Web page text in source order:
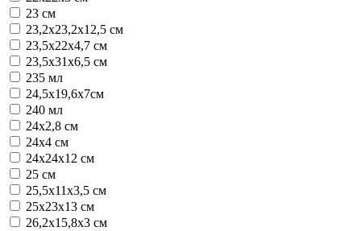
23 см
23,2х23,2х12,5 см
23,5х22х4,7 см
23,5х31х6,5 см
235 мл
24,5х19,6х7см
240 мл
24x2,8 см
24x4 см
24х24х12 см
25 см
25,5x11x3,5 см
25x23x13 см
26,2х15,8х3 см